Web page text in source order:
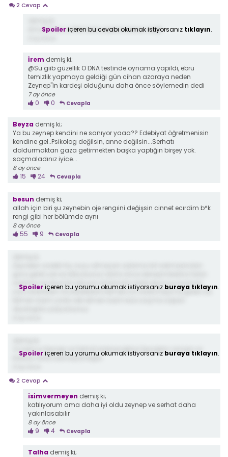
2 Cevap
Ama Cihan a DNA testi yapıldı babası değil
Spoiler içeren bu cevabı okumak istiyorsanız tıklayın.
İrem demiş ki;
@Su giib güzellik O DNA testinde oynama yapıldı, ebru
temizlik yapmaya geldiği gün cihan azaraya neden
Zeynep"in kardeşi olduğunu daha önce söylemedin dedi
7 ay önce
0 0 Cevapla
Beyza demiş ki;
Ya bu zeynep kendini ne sanıyor yaaa?? Edebiyat öğretmenisin
kendine gel..Psikolog değilsin, anne değilsin...Serhatı
doldurmaktan gaza getirmekten başka yaptığın birşey yok.
saçmaladınız iyice...
8 ay önce
15 24 Cevapla
besun demiş ki;
allah için biri şu zeynebin oje rengıini değişsin cinnet ecırdim b*k
rengi gibi her bölümde aynı
8 ay önce
55 9 Cevapla
adama ne diye laf sokuyor anlamdım bide okumuş insansın
yani evlenirken ne istediklerini bilmek icin evlenmeye ne gerek var
Spoiler içeren bu yorumu okumak istiyorsanız buraya tıklayın.
Ya bence Zeynep ve Serhat evleneceğine Zeynebim annesi ve
babası evlat edinseydi keşke
Spoiler içeren bu yorumu okumak istiyorsanız buraya tıklayın.
2 Cevap
isimvermeyen demiş ki;
katılıyorum ama daha iyi oldu zeynep ve serhat daha
yakınlasabılır
8 ay önce
9 4 Cevapla
Talha demiş ki;